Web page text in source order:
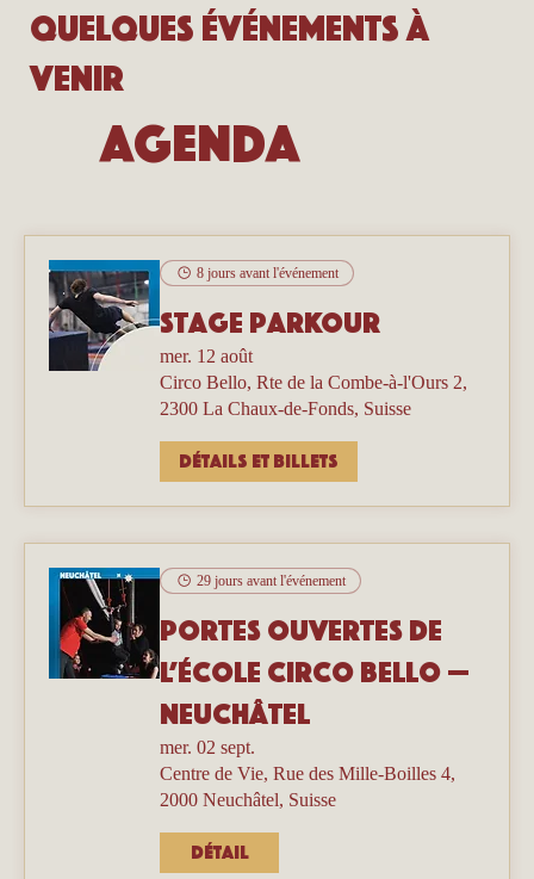
Quelques événements à
venir
Agenda
8 jours avant l'événement
Stage parkour
mer. 12 août
Circo Bello, Rte de la Combe-à-l'Ours 2,
2300 La Chaux-de-Fonds, Suisse
Détails et billets
29 jours avant l'événement
Portes ouvertes de
l’école Circo Bello —
Neuchâtel
mer. 02 sept.
Centre de Vie, Rue des Mille-Boilles 4,
2000 Neuchâtel, Suisse
Détail